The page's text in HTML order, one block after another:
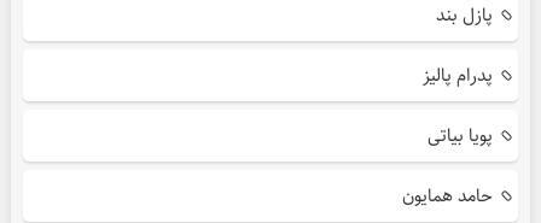
پازل بند
پدرام پالیز
پویا بیاتی
حامد همایون